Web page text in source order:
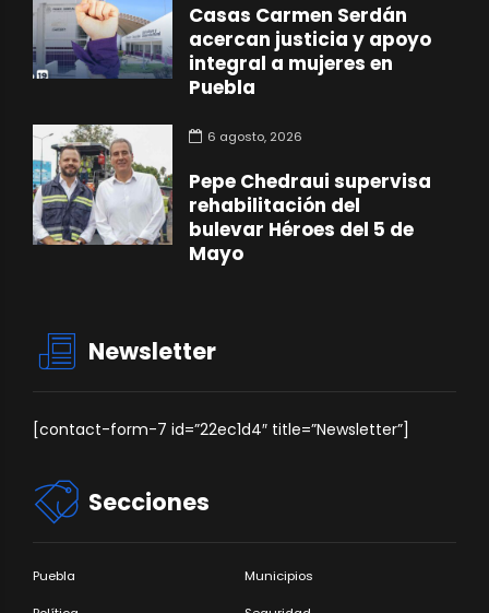
Casas Carmen Serdán
acercan justicia y apoyo
integral a mujeres en
Puebla
6 agosto, 2026
Pepe Chedraui supervisa
rehabilitación del
bulevar Héroes del 5 de
Mayo
Newsletter
[contact-form-7 id=”22ec1d4″ title=”Newsletter”]
Secciones
Puebla Municipios